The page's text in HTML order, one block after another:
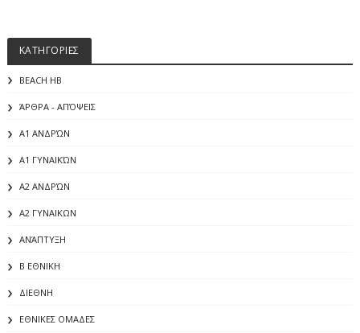
ΚΑΤΗΓΟΡΙΕΣ
BEACH HB
ΆΡΘΡΑ - ΑΠΌΨΕΙΣ
Α1 ΑΝΔΡΏΝ
Α1 ΓΥΝΑΙΚΏΝ
Α2 ΑΝΔΡΏΝ
Α2 ΓΥΝΑΙΚΩΝ
ΑΝΆΠΤΥΞΗ
Β ΕΘΝΙΚΗ
ΔΙΕΘΝΗ
ΕΘΝΙΚΕΣ ΟΜΑΔΕΣ